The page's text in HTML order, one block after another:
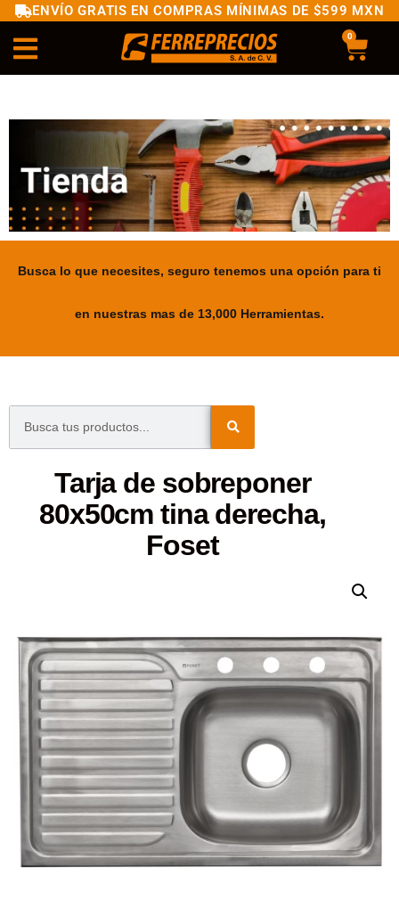
ENVÍO GRATIS EN COMPRAS MÍNIMAS DE $599 MXN
0
Busca lo que necesites, seguro tenemos una opción para ti
en nuestras mas de 13,000 Herramientas.
Tarja de sobreponer
80x50cm tina derecha,
Foset